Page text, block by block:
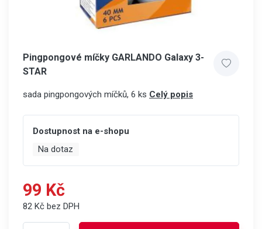
Pingpongové míčky GARLANDO Galaxy 3-
STAR
sada pingpongových míčků, 6 ks Celý popis
Dostupnost na e-shopu
Na dotaz
99 Kč
82 Kč bez DPH